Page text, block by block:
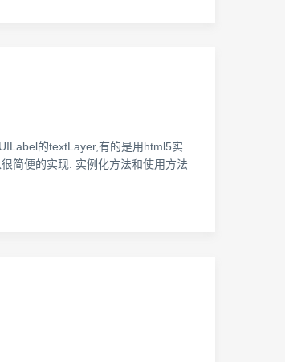
的textLayer,有的是用html5实
简便的实现. 实例化方法和使用方法